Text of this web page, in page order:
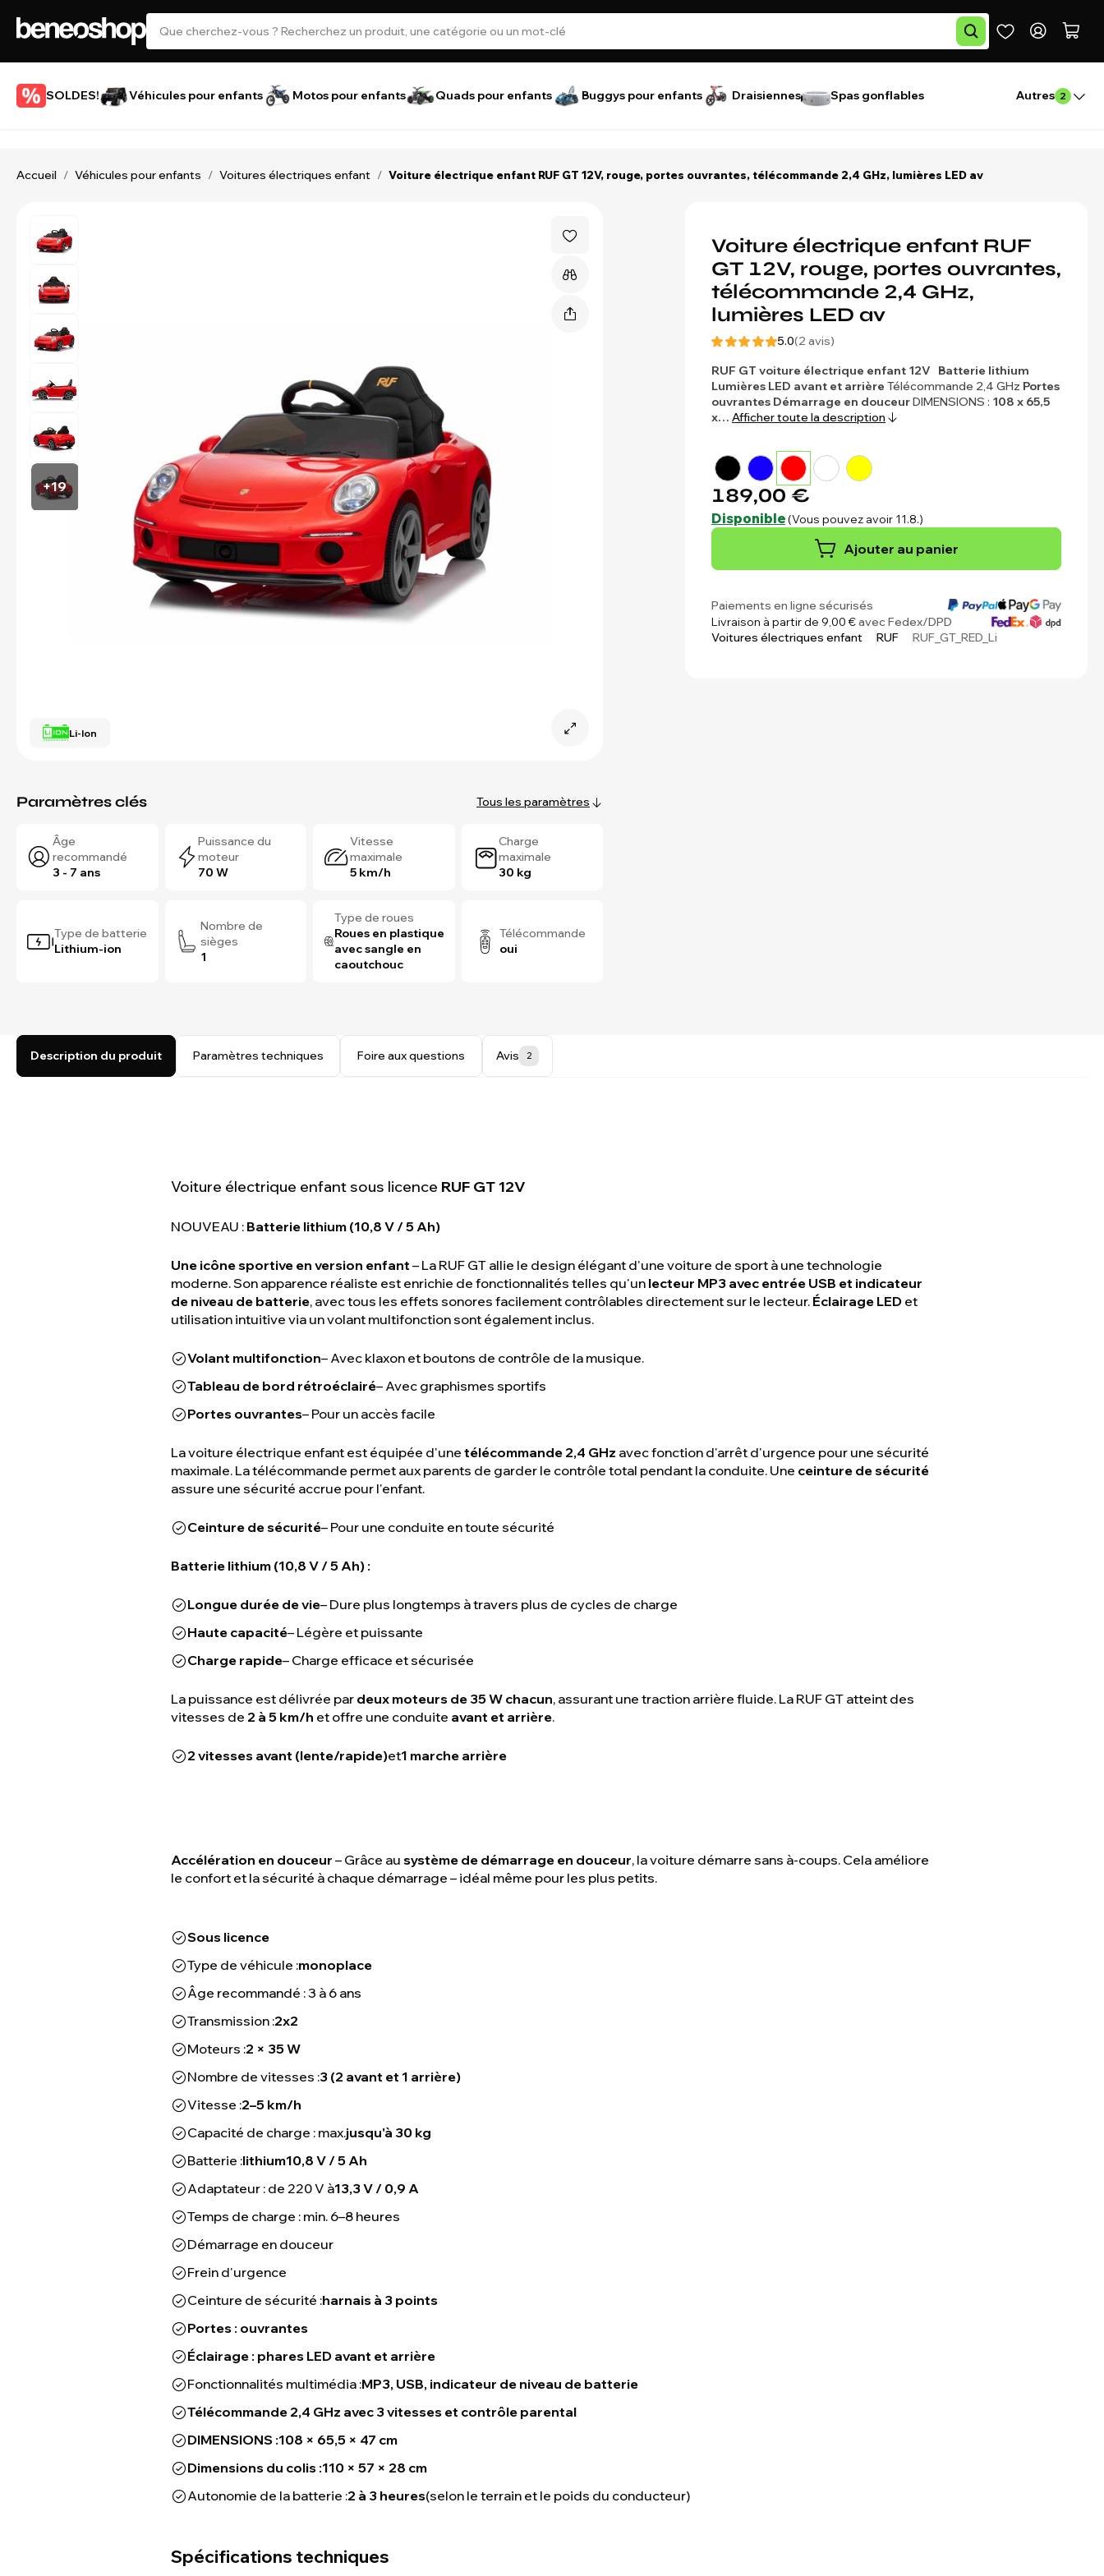
SOLDES! Véhicules pour enfants Motos pour enfants Quads pour enfants Buggys pour enfants Draisiennes Spas gonflables Autres 2
Accueil / Véhicules pour enfants / Voitures électriques enfant / Voiture électrique enfant RUF GT 12V, rouge, portes ouvrantes, télécommande 2,4 GHz, lumières LED av
Li-Ion
+19
Paramètres clés Tous les paramètres
Âge
recommandé
3 - 7 ans
Puissance du
moteur
70 W
Vitesse
maximale
5 km/h
Charge
maximale
30 kg
Type de batterie
Lithium-ion
Nombre de
sièges
1
Type de roues
Roues en plastique
avec sangle en
caoutchouc
Télécommande
oui
Voiture électrique enfant RUF
GT 12V, rouge, portes ouvrantes,
télécommande 2,4 GHz,
lumières LED av
5.0(2 avis)
RUF GT voiture électrique enfant 12V
Batterie lithium
Lumières LED avant et arrière Télécommande 2,4 GHz Portes
ouvrantes Démarrage en douceurDIMENSIONS : 108 x 65,5
x… Afficher toute la description
189,00 €
Disponible(Vous pouvez avoir 11.8.)
Ajouter au panier
Paiements en ligne sécurisés
Livraison à partir de 9,00 €avec Fedex/DPD
Voitures électriques enfant
RUF RUF_GT_RED_Li
Description du produit Paramètres techniques Foire aux questions Avis 2
Voiture électrique enfant sous licence RUF GT 12V
NOUVEAU : Batterie lithium (10,8 V / 5 Ah)
Une icône sportive en version enfant – La RUF GT allie le design élégant d'une voiture de sport à une technologie
moderne. Son apparence réaliste est enrichie de fonctionnalités telles qu'un lecteur MP3 avec entrée USB et indicateur
de niveau de batterie, avec tous les effets sonores facilement contrôlables directement sur le lecteur. Éclairage LED et
utilisation intuitive via un volant multifonction sont également inclus.
Volant multifonction– Avec klaxon et boutons de contrôle de la musique.
Tableau de bord rétroéclairé– Avec graphismes sportifs
Portes ouvrantes– Pour un accès facile
La voiture électrique enfant est équipée d'une télécommande 2,4 GHz avec fonction d'arrêt d'urgence pour une sécurité
maximale. La télécommande permet aux parents de garder le contrôle total pendant la conduite. Une ceinture de sécurité
assure une sécurité accrue pour l'enfant.
Ceinture de sécurité– Pour une conduite en toute sécurité
Batterie lithium (10,8 V / 5 Ah) :
Longue durée de vie– Dure plus longtemps à travers plus de cycles de charge
Haute capacité– Légère et puissante
Charge rapide– Charge efficace et sécurisée
La puissance est délivrée par deux moteurs de 35 W chacun, assurant une traction arrière fluide. La RUF GT atteint des
vitesses de 2 à 5 km/h et offre une conduite avant et arrière.
2 vitesses avant (lente/rapide)et1 marche arrière
Accélération en douceur – Grâce au système de démarrage en douceur, la voiture démarre sans à-coups. Cela améliore
le confort et la sécurité à chaque démarrage – idéal même pour les plus petits.
Sous licence
Type de véhicule :monoplace
Âge recommandé : 3 à 6 ans
Transmission :2x2
Moteurs :2 × 35 W
Nombre de vitesses :3 (2 avant et 1 arrière)
Vitesse :2–5 km/h
Capacité de charge : max.jusqu'à 30 kg
Batterie :lithium10,8 V / 5 Ah
Adaptateur : de 220 V à13,3 V / 0,9 A
Temps de charge : min. 6–8 heures
Démarrage en douceur
Frein d'urgence
Ceinture de sécurité :harnais à 3 points
Portes : ouvrantes
Éclairage : phares LED avant et arrière
Fonctionnalités multimédia :MP3, USB, indicateur de niveau de batterie
Télécommande 2,4 GHz avec 3 vitesses et contrôle parental
DIMENSIONS :108 × 65,5 × 47 cm
Dimensions du colis :110 × 57 × 28 cm
Autonomie de la batterie :2 à 3 heures(selon le terrain et le poids du conducteur)
Spécifications techniques